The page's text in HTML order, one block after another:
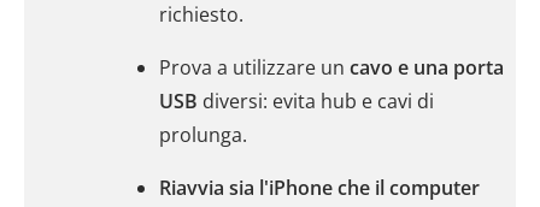
richiesto.
Prova a utilizzare un cavo e una porta
USB diversi: evita hub e cavi di
prolunga.
Riavvia sia l'iPhone che il computer